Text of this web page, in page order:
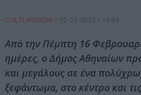
CULTURENOW / 10-02-2023 / 19:04
Από την Πέμπτη 16
ημέρες, ο Δήμος Αθηναίων
και μεγάλους σε ένα
ξεφάντωμα, στο κέντρο και τις